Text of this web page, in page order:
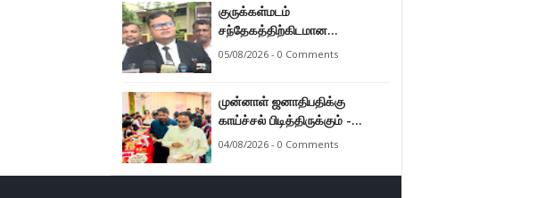
குருக்கள்மடம்
சந்தேகத்திற்கிடமான
மனிதப்புதைகுழி தொடர்பான
தவணையிடப்பட்டுள்ளது.
05/08/2026 - 0 Comments
முன்னாள் ஜனாதிபதிக்கு
காய்ச்சல் பிடித்திருக்கும் -
பாராளுமன்ற உறுப்பினர் ஸ்ரீநேசன்
04/08/2026 - 0 Comments